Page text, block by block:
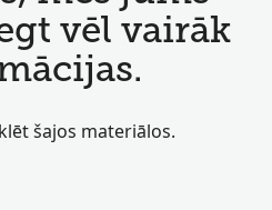
vēl vairāk
šajos materiālos.